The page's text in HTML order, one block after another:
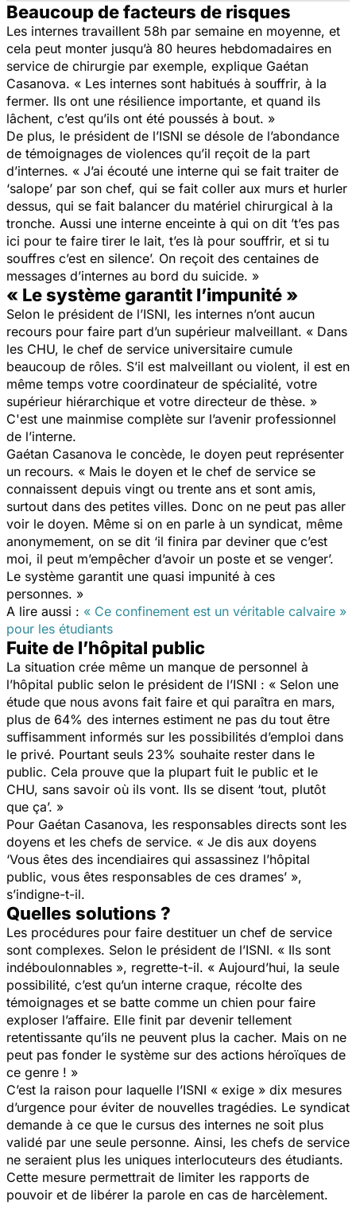
Beaucoup de facteurs de risques
Les internes travaillent 58h par semaine en moyenne, et
cela peut monter jusqu’à 80 heures hebdomadaires en
service de chirurgie par exemple, explique Gaétan
Casanova. « Les internes sont habitués à souffrir, à la
fermer. Ils ont une résilience importante, et quand ils
lâchent, c’est qu’ils ont été poussés à bout. »
De plus, le président de l’ISNI se désole de l’abondance
de témoignages de violences qu’il reçoit de la part
d’internes. « J’ai écouté une interne qui se fait traiter de
‘salope’ par son chef, qui se fait coller aux murs et hurler
dessus, qui se fait balancer du matériel chirurgical à la
tronche. Aussi une interne enceinte à qui on dit ’t’es pas
ici pour te faire tirer le lait, t’es là pour souffrir, et si tu
souffres c’est en silence’. On reçoit des centaines de
messages d’internes au bord du suicide. »
« Le système garantit l’impunité »
Selon le président de l’ISNI, les internes n’ont aucun
recours pour faire part d’un supérieur malveillant. « Dans
les CHU, le chef de service universitaire cumule
beaucoup de rôles. S’il est malveillant ou violent, il est en
même temps votre coordinateur de spécialité, votre
supérieur hiérarchique et votre directeur de thèse. »
C'est une mainmise complète sur l’avenir professionnel
de l’interne.
Gaétan Casanova le concède, le doyen peut représenter
un recours. « Mais le doyen et le chef de service se
connaissent depuis vingt ou trente ans et sont amis,
surtout dans des petites villes. Donc on ne peut pas aller
voir le doyen. Même si on en parle à un syndicat, même
anonymement, on se dit ‘il finira par deviner que c’est
moi, il peut m’empêcher d’avoir un poste et se venger’.
Le système garantit une quasi impunité à ces
personnes. »
A lire aussi : « Ce confinement est un véritable calvaire »
pour les étudiants
Fuite de l’hôpital public
La situation crée même un manque de personnel à
l’hôpital public selon le président de l’ISNI : « Selon une
étude que nous avons fait faire et qui paraîtra en mars,
plus de 64% des internes estiment ne pas du tout être
suffisamment informés sur les possibilités d’emploi dans
le privé. Pourtant seuls 23% souhaite rester dans le
public. Cela prouve que la plupart fuit le public et le
CHU, sans savoir où ils vont. Ils se disent ‘tout, plutôt
que ça’. »
Pour Gaétan Casanova, les responsables directs sont les
doyens et les chefs de service. « Je dis aux doyens
‘Vous êtes des incendiaires qui assassinez l’hôpital
public, vous êtes responsables de ces drames’ »,
s’indigne-t-il.
Quelles solutions ?
Les procédures pour faire destituer un chef de service
sont complexes. Selon le président de l’ISNI. « Ils sont
indéboulonnables », regrette-t-il. « Aujourd’hui, la seule
possibilité, c’est qu’un interne craque, récolte des
témoignages et se batte comme un chien pour faire
exploser l’affaire. Elle finit par devenir tellement
retentissante qu’ils ne peuvent plus la cacher. Mais on ne
peut pas fonder le système sur des actions héroïques de
ce genre ! »
C’est la raison pour laquelle l’ISNI « exige » dix mesures
d’urgence pour éviter de nouvelles tragédies. Le syndicat
demande à ce que le cursus des internes ne soit plus
validé par une seule personne. Ainsi, les chefs de service
ne seraient plus les uniques interlocuteurs des étudiants.
Cette mesure permettrait de limiter les rapports de
pouvoir et de libérer la parole en cas de harcèlement.